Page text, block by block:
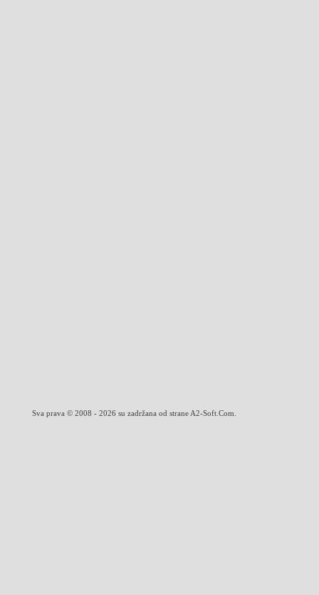
Sva prava © 2008 - 2026 su zadržana od strane A2-Soft.Com.